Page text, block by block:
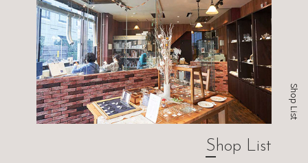
Shop List
Shop List